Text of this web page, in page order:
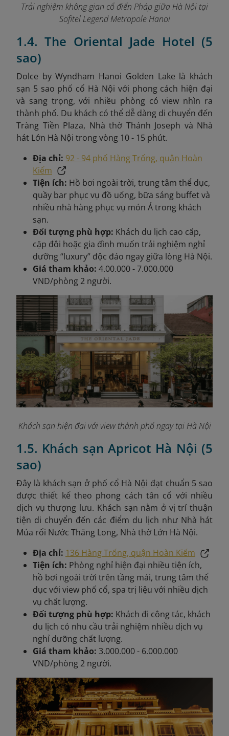
Trải nghiệm không gian cổ điển Pháp giữa Hà Nội tại
Sofitel Legend Metropole Hanoi
1.4. The Oriental Jade Hotel (5
sao)
Dolce by Wyndham Hanoi Golden Lake là khách
sạn 5 sao phố cổ Hà Nội với phong cách hiện đại
và sang trọng, với nhiều phòng có view nhìn ra
thành phố. Du khách có thể dễ dàng di chuyển đến
Tràng Tiền Plaza, Nhà thờ Thánh Joseph và Nhà
hát Lớn Hà Nội trong vòng 10 - 15 phút.
Địa chỉ: 92 - 94 phố Hàng Trống, quận Hoàn
Kiếm
Tiện ích: Hồ bơi ngoài trời, trung tâm thể dục,
quầy bar phục vụ đồ uống, bữa sáng buffet và
nhiều nhà hàng phục vụ món Á trong khách
sạn.
Đối tượng phù hợp: Khách du lịch cao cấp,
cặp đôi hoặc gia đình muốn trải nghiệm nghỉ
dưỡng “luxury” độc đáo ngay giữa lòng Hà Nội.
Giá tham khảo: 4.00.000 - 7.000.000
VND/phòng 2 người.
Khách sạn hiện đại với view thành phố ngay tại Hà Nội
1.5. Khách sạn Apricot Hà Nội (5
sao)
Đây là khách sạn ở phố cổ Hà Nội đạt chuẩn 5 sao
được thiết kế theo phong cách tân cổ với nhiều
dịch vụ thượng lưu. Khách sạn nằm ở vị trí thuận
tiện di chuyển đến các điểm du lịch như Nhà hát
Múa rối Nước Thăng Long, Nhà thờ Lớn Hà Nội.
Địa chỉ: 136 Hàng Trống, quận Hoàn Kiếm
Tiện ích: Phòng nghỉ hiện đại nhiều tiện ích,
hồ bơi ngoài trời trên tầng mái, trung tâm thể
dục với view phố cổ, spa trị liệu với nhiều dịch
vụ chất lượng.
Đối tượng phù hợp: Khách đi công tác, khách
du lịch có nhu cầu trải nghiệm nhiều dịch vụ
nghỉ dưỡng chất lượng.
Giá tham khảo: 3.000.000 - 6.000.000
VND/phòng 2 người.